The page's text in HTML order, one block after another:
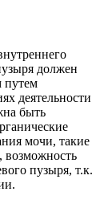
должен
путем
деятельности
быть
мочи, такие
возможность
пузыря, т.к.